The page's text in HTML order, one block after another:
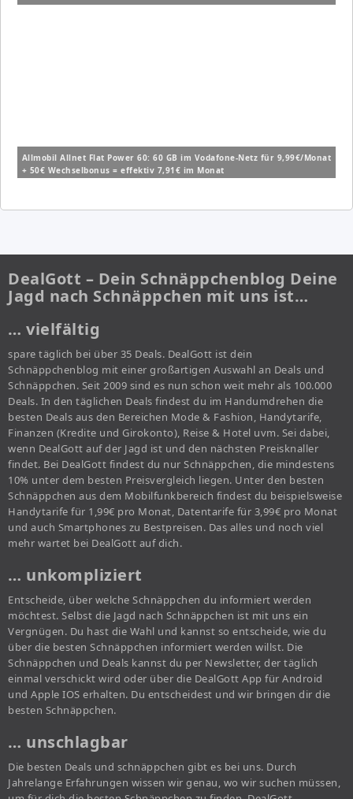
Allmobil Allnet Flat Power 60: 60 GB im Vodafone-Netz für 9,99€/Monat
+ 50€ Wechselbonus = effektiv 7,91€ im Monat
DealGott – Dein Schnäppchenblog Deine
Jagd nach Schnäppchen mit uns ist…
… vielfältig
spare täglich bei über 35 Deals. DealGott ist dein
Schnäppchenblog mit einer großartigen Auswahl an Deals und
Schnäppchen. Seit 2009 sind es nun schon weit mehr als 100.000
Deals. In den täglichen Deals findest du im Handumdrehen die
besten Deals aus den Bereichen Mode & Fashion, Handytarife,
Finanzen (Kredite und Girokonto), Reise & Hotel uvm. Sei dabei,
wenn DealGott auf der Jagd ist und den nächsten Preisknaller
findet. Bei DealGott findest du nur Schnäppchen, die mindestens
10% unter dem besten Preisvergleich liegen. Unter den besten
Schnäppchen aus dem Mobilfunkbereich findest du beispielsweise
Handytarife für 1,99€ pro Monat, Datentarife für 3,99€ pro Monat
und auch Smartphones zu Bestpreisen. Das alles und noch viel
mehr wartet bei DealGott auf dich.
… unkompliziert
Entscheide, über welche Schnäppchen du informiert werden
möchtest. Selbst die Jagd nach Schnäppchen ist mit uns ein
Vergnügen. Du hast die Wahl und kannst so entscheide, wie du
über die besten Schnäppchen informiert werden willst. Die
Schnäppchen und Deals kannst du per Newsletter, der täglich
einmal verschickt wird oder über die DealGott App für Android
und Apple IOS erhalten. Du entscheidest und wir bringen dir die
besten Schnäppchen.
… unschlagbar
Die besten Deals und schnäppchen gibt es bei uns. Durch
Jahrelange Erfahrungen wissen wir genau, wo wir suchen müssen,